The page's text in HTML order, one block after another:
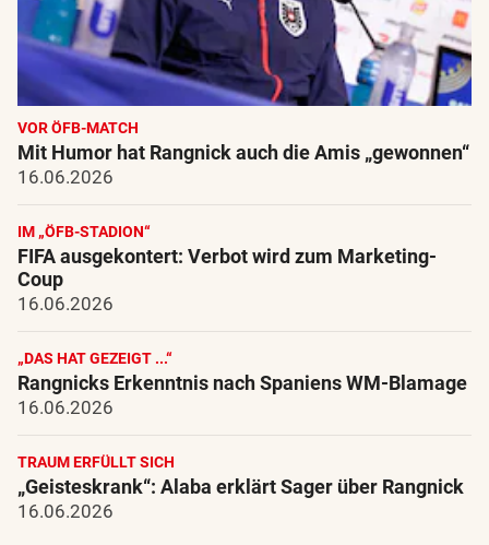
VOR ÖFB-MATCH
Mit Humor hat Rangnick auch die Amis „gewonnen“
16.06.2026
IM „ÖFB-STADION“
FIFA ausgekontert: Verbot wird zum Marketing-
Coup
16.06.2026
„DAS HAT GEZEIGT ...“
Rangnicks Erkenntnis nach Spaniens WM-Blamage
16.06.2026
TRAUM ERFÜLLT SICH
„Geisteskrank“: Alaba erklärt Sager über Rangnick
16.06.2026